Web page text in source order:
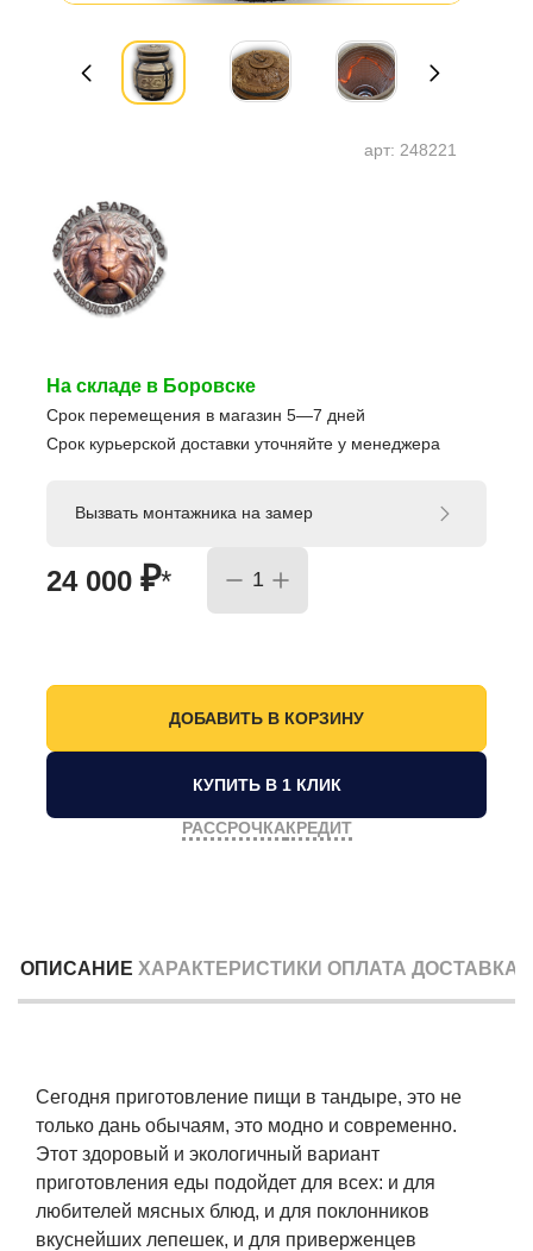
арт: 248221
На складе в Боровске
Срок перемещения в магазин 5—7 дней
Срок курьерской доставки уточняйте у менеджера
24 000 ₽*
Вызвать монтажника на замер
КУПИТЬ В 1 КЛИК
РАССРОЧКАКРЕДИТ
ОПИСАНИЕ ХАРАКТЕРИСТИКИ ОПЛАТА ДОСТАВКА
Сегодня приготовление пищи в тандыре, это не
только дань обычаям, это модно и современно.
Этот здоровый и экологичный вариант
приготовления еды подойдет для всех: и для
любителей мясных блюд, и для поклонников
вкуснейших лепешек, и для приверженцев